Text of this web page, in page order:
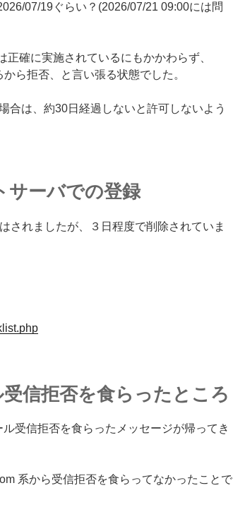
07/19ぐらい？(2026/07/21 09:00には問
確に実施されているにもかかわらず、
ら拒否、と言い張る状態でした。
合は、約30日経過しないと許可しないよう
サーバでの登録
されましたが、３日程度で削除されていま
信拒否を食らったところ
受信拒否を食らったメッセージが帰ってき
系から受信拒否を食らってなかったことで